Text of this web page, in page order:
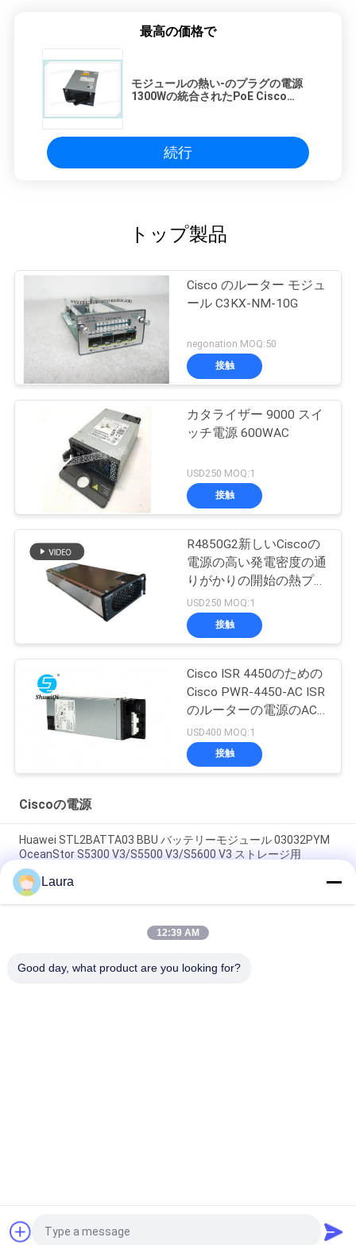
最高の価格で
モジュールの熱い‑のプラグの電源
1300Wの統合されたPoE Cisco
続行
トップ製品
Cisco のルーター モジュ
ール C3KX-NM-10G
negonation MOQ:50
接触
カタライザー 9000 スイ
ッチ電源 600WAC
USD250 MOQ:1
接触
R4850G2新しいCiscoの
電源の高い発電密度の通
りがかりの開始の熱プラ
グ
USD250 MOQ:1
接触
Cisco ISR 4450のための
Cisco PWR-4450-AC ISR
のルーターの電源のAC
電源
USD400 MOQ:1
接触
Ciscoの電源
Huawei STL2BATTA03 BBU バッテリーモジュール 03032PYM
OceanStor S5300 V3/S5500 V3/S5600 V3 ストレージ用
PAC600S12-EB, Huawei PAC600S12 パワーモジュール, 600W/
フロントエアウェイ/パネルの出口
Huawei PAC180S12-CN S5735/S620 スイッチ用 180W 12V
Laura
12:39 AM
Good day, what product are you looking for?